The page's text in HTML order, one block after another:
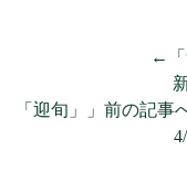
←「
「迎旬」」前の記事
4/